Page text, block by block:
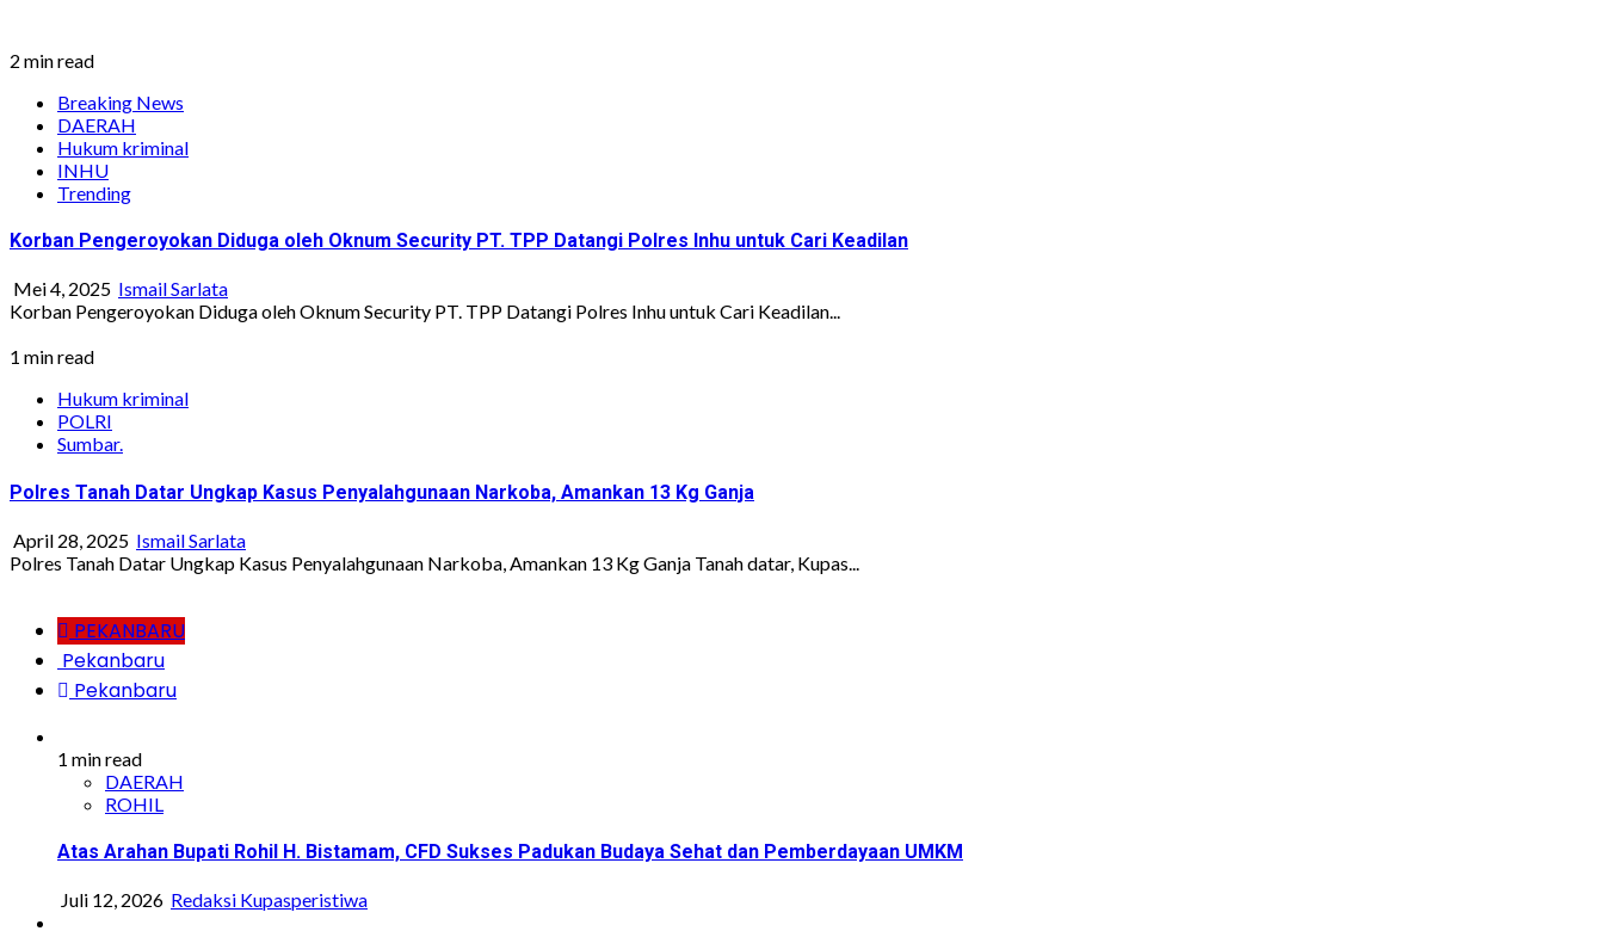
2 min read
Breaking News
DAERAH
Hukum kriminal
INHU
Trending
Korban Pengeroyokan Diduga oleh Oknum Security PT. TPP Datangi Polres Inhu untuk Cari Keadilan
Mei 4, 2025 Ismail Sarlata
Korban Pengeroyokan Diduga oleh Oknum Security PT. TPP Datangi Polres Inhu untuk Cari Keadilan...
1 min read
Hukum kriminal
POLRI
Sumbar.
Polres Tanah Datar Ungkap Kasus Penyalahgunaan Narkoba, Amankan 13 Kg Ganja
April 28, 2025 Ismail Sarlata
Polres Tanah Datar Ungkap Kasus Penyalahgunaan Narkoba, Amankan 13 Kg Ganja Tanah datar, Kupas...
PEKANBARU
Pekanbaru
Pekanbaru
1 min read
DAERAH
ROHIL
Atas Arahan Bupati Rohil H. Bistamam, CFD Sukses Padukan Budaya Sehat dan Pemberdayaan UMKM
Juli 12, 2026 Redaksi Kupasperistiwa